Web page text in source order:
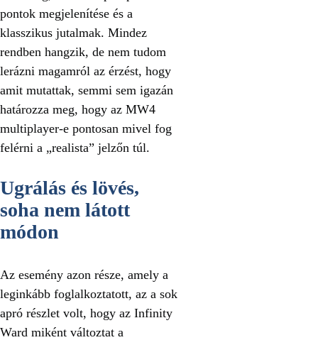
pontok megjelenítése és a
klasszikus jutalmak. Mindez
rendben hangzik, de nem tudom
lerázni magamról az érzést, hogy
amit mutattak, semmi sem igazán
határozza meg, hogy az MW4
multiplayer-e pontosan mivel fog
felérni a „realista” jelzőn túl.
Ugrálás és lövés,
soha nem látott
módon
Az esemény azon része, amely a
leginkább foglalkoztatott, az a sok
apró részlet volt, hogy az Infinity
Ward miként változtat a